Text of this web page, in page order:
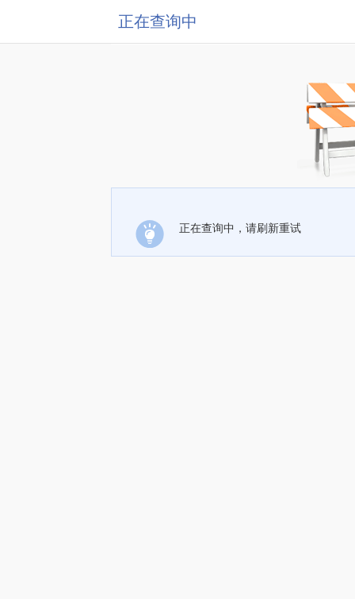
正在查询中
正在查询中，请刷新重试